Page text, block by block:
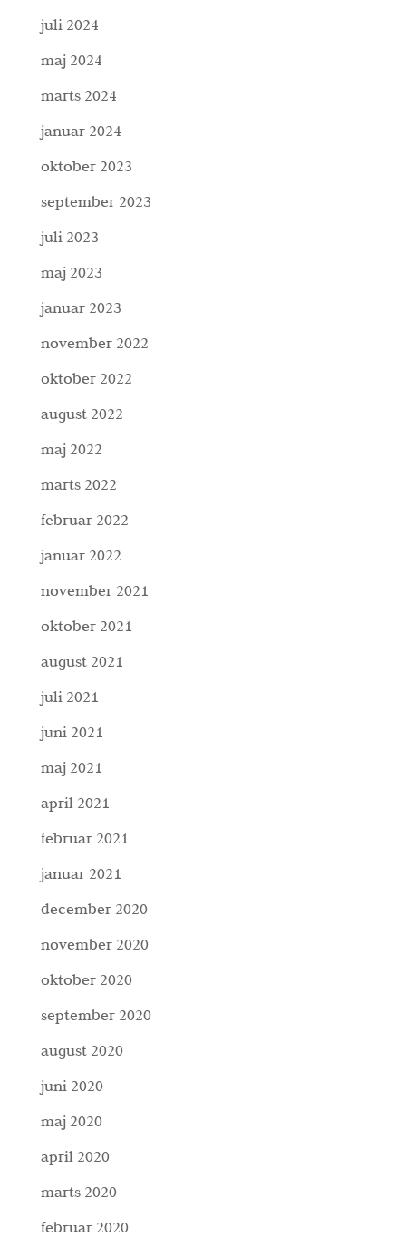
juli 2024
maj 2024
marts 2024
januar 2024
oktober 2023
september 2023
juli 2023
maj 2023
januar 2023
november 2022
oktober 2022
august 2022
maj 2022
marts 2022
februar 2022
januar 2022
november 2021
oktober 2021
august 2021
juli 2021
juni 2021
maj 2021
april 2021
februar 2021
januar 2021
december 2020
november 2020
oktober 2020
september 2020
august 2020
juni 2020
maj 2020
april 2020
marts 2020
februar 2020